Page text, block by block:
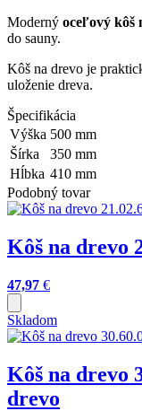
Moderný oceľový kôš
do sauny.
Kôš na drevo je
uloženie dreva.
Špecifikácia
Výška 500 mm
Šírka
350 mm
Hĺbka 410 mm
Podobný tovar
Kôš na drevo
47,97 €
Skladom
Kôš na drevo
drevo